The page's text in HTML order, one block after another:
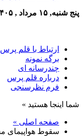
پنج شنبه, ۱۵ مرداد , ۱۴۰۵
ارتباط با قلم پرس
برگه نمونه
چندرسانه ای
درباره قلم پرس
فرم نظرسنجی
شما اینجا هستید »
صفحه اصلی »